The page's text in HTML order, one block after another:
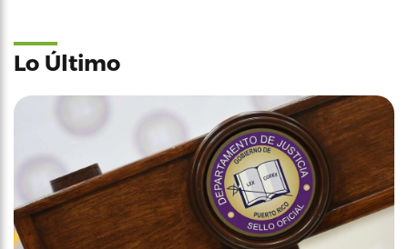
Lo Último